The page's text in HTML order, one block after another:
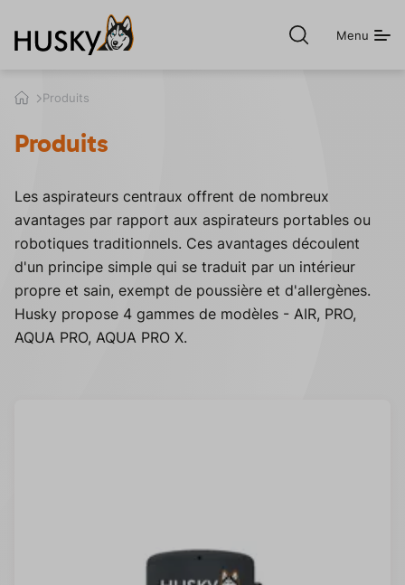
Ouvrir
Menu
h
k
c
z
Produits
Produits
Les aspirateurs centraux offrent de nombreux
avantages par rapport aux aspirateurs portables ou
robotiques traditionnels. Ces avantages découlent
d'un principe simple qui se traduit par un intérieur
propre et sain, exempt de poussière et d'allergènes.
Husky propose 4 gammes de modèles - AIR, PRO,
AQUA PRO, AQUA PRO X.